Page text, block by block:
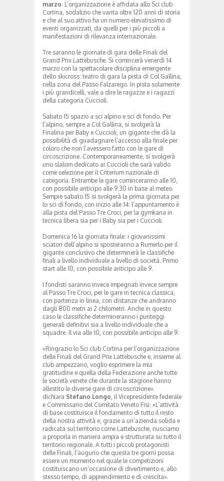
marzo. L’organizzazione è affidata allo Sci club
Cortina, sodalizio che vanta oltre 120 anni di storia
e che al suo attivo ha un numero elevatissimo di
eventi organizzati, da quelli per i più piccoli a
manifestazioni di rilevanza internazionale.
Tre saranno le giornate di gara delle Finali del
Grand Prix Lattebusche. Si comincerà venerdì 14
marzo con la spettacolare disciplina emergente
dello skicross: teatro di gara la pista di Col Gallina,
nella zona del Passo Falzarego. In pista solamente
i più grandicelli, vale a dire le ragazze e i ragazzi
della categoria Cuccioli.
Sabato 15 spazio a sci alpino e sci di fondo. Per
l’alpino, sempre a Col Gallina, si svolgerà la
Finalina per Baby e Cuccioli, un gigante che dà la
possibilità di guadagnare l’accesso alla finale per
coloro che non l’avessero fatto con le gare di
circoscrizione. Contemporaneamente, si svolgerà
uno slalom dedicato ai Cuccioli che sarà valido
come selezione per il Criterium nazionale di
categoria. Entrambe le gare cominceranno alle 10,
con possibile anticipo alle 9.30 in base al meteo.
Sempre sabato 15 si svolgerà la prima giornata per
lo sci di fondo, con inizio alle 14: l’appuntamento è
alla pista del Passo Tre Croci, per la gymkana in
tecnica libera sia per i Baby sia per i Cuccioli.
Domenica 16 la giornata finale: i giovanissimi
sciatori dell’alpino si sposteranno a Rumerlo per il
gigante conclusivo che determinerà le classifiche
finali a livello individuale a livello di società. Primo
start alle 10, con possibile anticipo alle 9.
I fondisti saranno invece impegnati invece sempre
al Passo Tre Croci, per le gare in tecnica classica,
con partenza in linea, con distanze che andranno
dagli 800 metri ai 2 chilometri. Anche in questo
caso le classifiche determineranno i punteggi
generali definitivi sia a livello individuale che a
squadre. Il via alle 10, con possibile anticipo alle 9.
«Ringrazio lo Sci club Cortina per l’organizzazione
delle Finali del Grand Prix Lattebusche e, insieme al
club ampezzano, voglio esprimere la mia
gratitudine e quella della Federazione anche tutte
le società venete che durante la stagione hanno
allestito le diverse gare di circoscrizione»
dichiara Stefano Longo , il Vicepresidente federale
e Commissario del Comitato Veneto Fisi. «L’attività
di base costituisce il fondamento di tutto il resto
della nostra attività e, grazie a un’azienda solida e
radicata sul territorio come Lattebusche, riusciamo
a proporla in maniera ampia e strutturata su tutto il
territorio regionale. A tutti i piccoli protagonisti
delle Finali, l’augurio che questa tre giorni possa
essere un momento nel quale le competizioni
costituiscano un’occasione di divertimento e, allo
stesso tempo, di apprendimento e di crescita».